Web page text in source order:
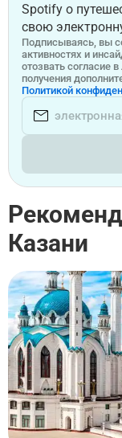
Spotify о
свою
Подписываясь, вы
активностях и
отозвать согласие
получения
Политикой
Казани